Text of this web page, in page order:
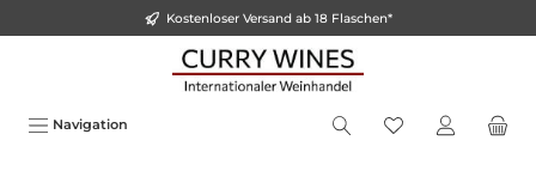
Kostenloser Versand ab 18 Flaschen*
Navigation